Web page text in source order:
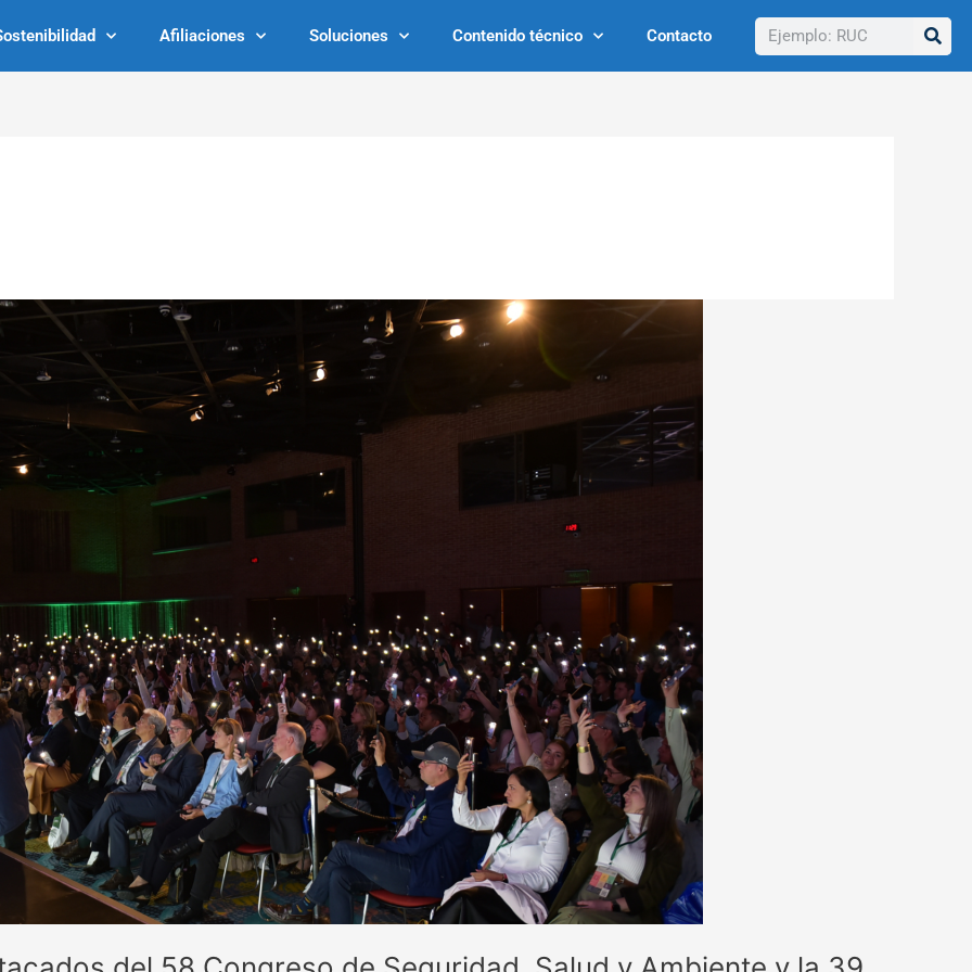
Afiliaciones Soluciones Contenido técnico Contacto Buscar